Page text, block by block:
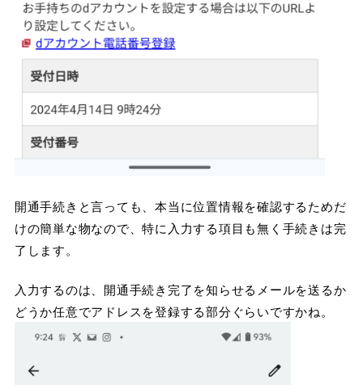
開通手続きと言っても、本当に位置情報を確認するためだ
けの簡単な物なので、特に入力する項目も無く手続きは完
了します。
入力するのは、開通手続き完了を知らせるメールを送るか
どうか任意でアドレスを登録する部分ぐらいですかね。